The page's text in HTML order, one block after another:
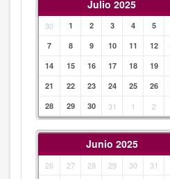
Julio 2025
30 1 2 3 4 5
7
8 9 10 11 12
14
15 16 17 18 19
21
22 23 24 25 26
28
29 30 31 1 2
Junio 2025
26 27 28 29 30 31